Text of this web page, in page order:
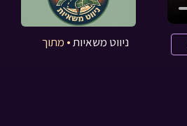
ניווט משאיות• מתוך